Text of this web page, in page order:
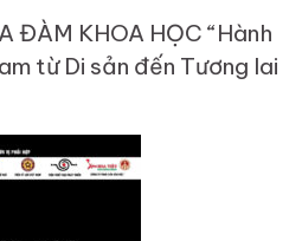
ĐÀM KHOA HỌC “Hành
từ Di sản đến Tương lai